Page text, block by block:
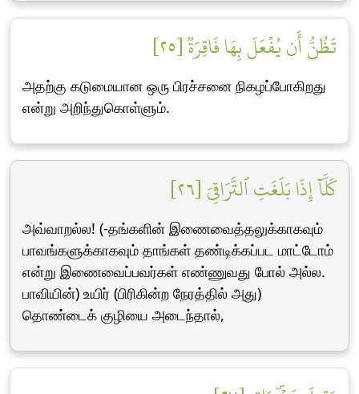
تَظُنُّ أَن يُفۡعَلَ بِهَا فَاقِرَةٞ [٢٥]
அதற்கு கடுமையான ஒரு பிரச்சனை நிகழப்போகிறது
என்று அறிந்துகொள்ளும்.
كَلَّآ إِذَا بَلَغَتِ ٱلتَّرَاقِيَ [٢٦]
அவ்வாறல்ல! (-தங்களின் இணைவைத்தலுக்காகவும்
பாவங்களுக்காகவும் தாங்கள் தண்டிக்கப்பட மாட்டோம்
என்று இணைவைப்பவர்கள் எண்ணுவது போல் அல்ல.
பாவியின்) உயிர் (பிரிகின்ற நேரத்தில் அது)
தொண்டைக் குழியை அடைந்தால்,